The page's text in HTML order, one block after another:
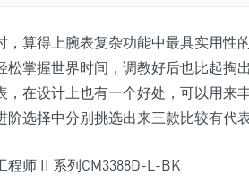
，算得上腕表复杂功能中最具实用性
松掌握世界时间，调教好后也比起掏
，在设计上也有一个好处，可以用来
阶选择中分别挑选出来三款比较有代
程师 II 系列CM3388D-L-BK